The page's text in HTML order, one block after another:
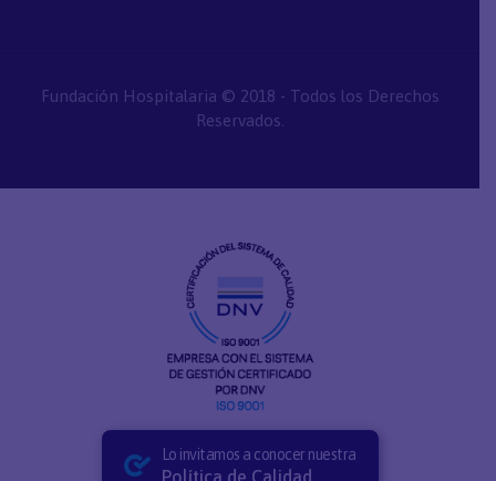
Fundación Hospitalaria © 2018 - Todos los Derechos
Reservados.
Lo invitamos a conocer nuestra
Política de Calidad